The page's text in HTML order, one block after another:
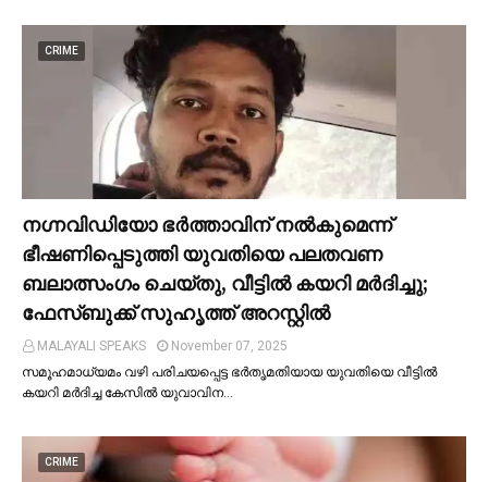
CRIME
നഗ്നവിഡിയോ ഭര്‍ത്താവിന് നല്‍കുമെന്ന്
ഭീഷണിപ്പെടുത്തി യുവതിയെ പലതവണ
ബലാത്സംഗം ചെയ്തു, വീട്ടില്‍ കയറി മര്‍ദിച്ചു;
ഫേസ്ബുക്ക് സുഹൃത്ത് അറസ്റ്റില്‍
MALAYALI SPEAKS
November 07, 2025
സമൂഹമാധ്യമം വഴി പരിചയപ്പെട്ട ഭർതൃമതിയായ യുവതിയെ വീട്ടില്‍
കയറി മർദിച്ച കേസില്‍ യുവാവിന…
CRIME